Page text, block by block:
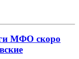
МФО скоро